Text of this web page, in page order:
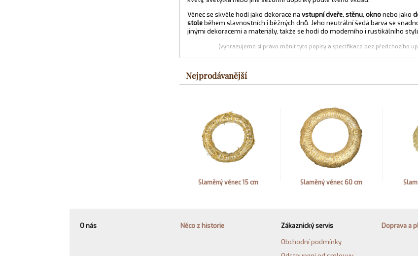
Věnec se skvěle hodí jako dekorace na vstupní dveře, stěnu, oknonebo jako
stoleběhem slavnostních i běžných dnů. Jeho neutrální šedá barva se
jinými dekoracemi a materiály, takže se hodí do moderního i rustikálního
(vyhrazujeme si právo měnit tyto popisy a specifikace bez předchozího
Nejprodávanější
Slaměný věnec 15 cm Slaměný věnec 60 cm
O nás Něco z historie
Zákaznický servis
Obchodní podmínky
Doprava a